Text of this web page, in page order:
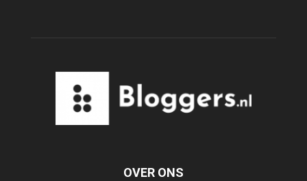
OVER ONS